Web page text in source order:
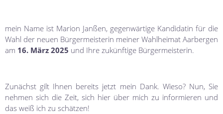
mein Name ist Marion Janßen, gegenwärtige Kandidatin für die
Wahl der neuen Bürgermeisterin meiner Wahlheimat Aarbergen
am 16. März 2025 und Ihre zukünftige Bürgermeisterin.
Zunächst gilt Ihnen bereits jetzt mein Dank. Wieso? Nun, Sie
nehmen sich die Zeit, sich hier über mich zu informieren und
das weiß ich zu schätzen!